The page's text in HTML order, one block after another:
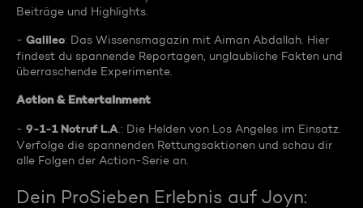
Beiträge und Highlights.
- Galileo: Das Wissensmagazin mit Aiman Abdallah. Hier
findest du spannende Reportagen, unglaubliche Fakten und
überraschende Experimente.
Action & Entertainment
- 9-1-1 Notruf L.A.: Die Helden von Los Angeles im Einsatz.
Verfolge die spannenden Rettungsaktionen und schau dir
alle Folgen der Action-Serie an.
Dein ProSieben Erlebnis auf Joyn: